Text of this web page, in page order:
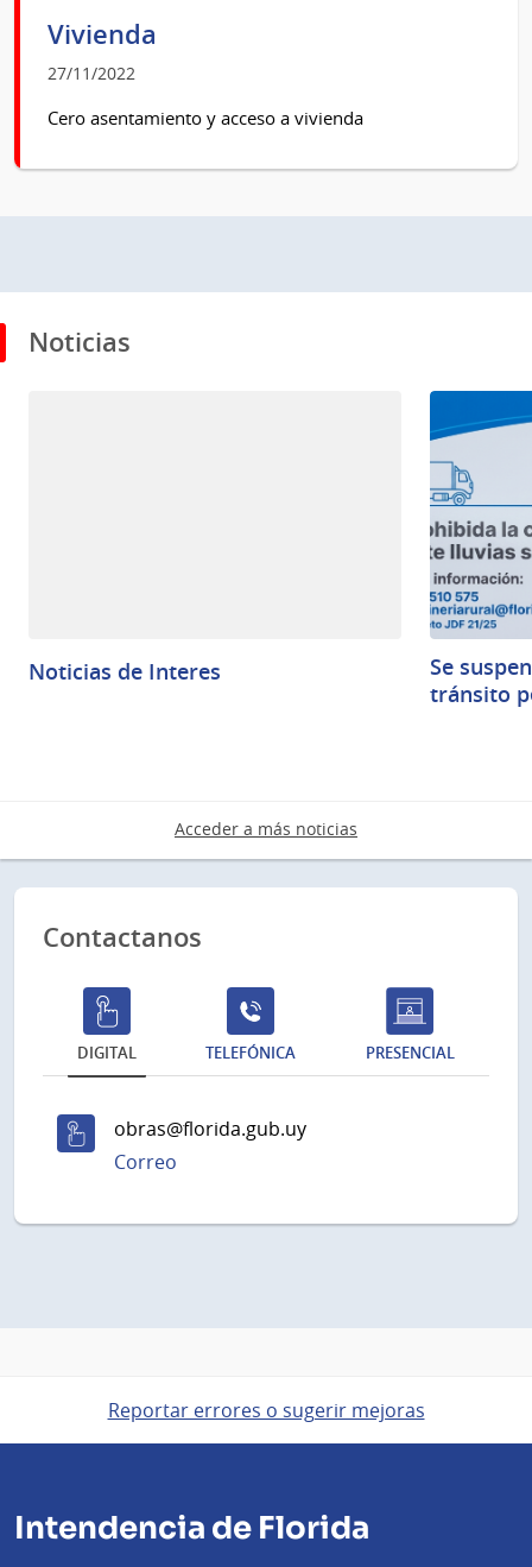
Vivienda
27/11/2022
Cero asentamiento y acceso a vivienda
Noticias
Noticias de Interes
Se
tránsito
Acceder a más noticias
Contactanos
DIGITAL TELEFÓNICA PRESENCIAL
obras@florida.gub.uy
Correo
Reportar errores o sugerir mejoras
Intendencia de Florida